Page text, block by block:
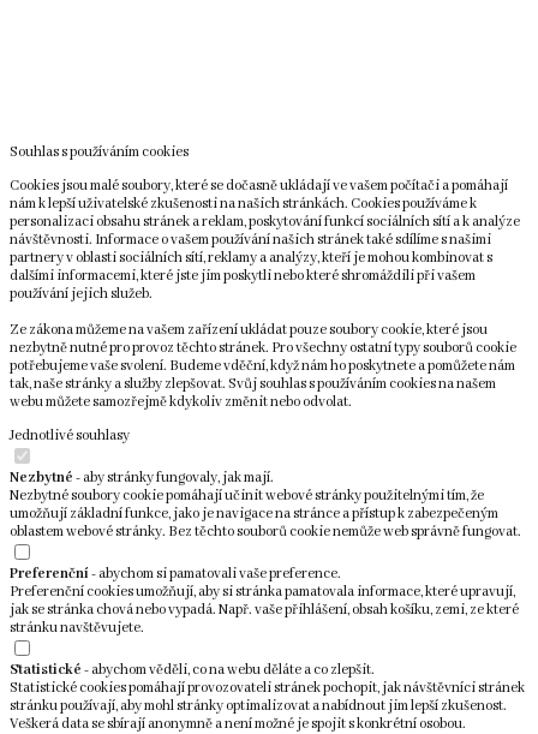
Souhlas s používáním cookies
Cookies jsou malé soubory, které se dočasně ukládají ve vašem počítači a pomáhají
nám k lepší uživatelské zkušenosti na našich stránkách. Cookies používáme k
personalizaci obsahu stránek a reklam, poskytování funkcí sociálních sítí a k analýze
návštěvnosti. Informace o vašem používání našich stránek také sdílíme s našimi
partnery v oblasti sociálních sítí, reklamy a analýzy, kteří je mohou kombinovat s
dalšími informacemi, které jste jim poskytli nebo které shromáždili při vašem
používání jejich služeb.
Ze zákona můžeme na vašem zařízení ukládat pouze soubory cookie, které jsou
nezbytně nutné pro provoz těchto stránek. Pro všechny ostatní typy souborů cookie
potřebujeme vaše svolení. Budeme vděční, když nám ho poskytnete a pomůžete nám
tak, naše stránky a služby zlepšovat. Svůj souhlas s používáním cookies na našem
webu můžete samozřejmě kdykoliv změnit nebo odvolat.
Jednotlivé souhlasy
Nezbytné - aby stránky fungovaly, jak mají.
Nezbytné soubory cookie pomáhají učinit webové stránky použitelnými tím, že
umožňují základní funkce, jako je navigace na stránce a přístup k zabezpečeným
oblastem webové stránky. Bez těchto souborů cookie nemůže web správně fungovat.
Preferenční- abychom si pamatovali vaše preference.
Preferenční cookies umožňují, aby si stránka pamatovala informace, které upravují,
jak se stránka chová nebo vypadá. Např. vaše přihlášení, obsah košíku, zemi, ze které
stránku navštěvujete.
Statistické - abychom věděli, co na webu děláte a co zlepšit.
Statistické cookies pomáhají provozovateli stránek pochopit, jak návštěvníci stránek
stránku používají, aby mohl stránky optimalizovat a nabídnout jim lepší zkušenost.
Veškerá data se sbírají anonymně a není možné je spojit s konkrétní osobou.